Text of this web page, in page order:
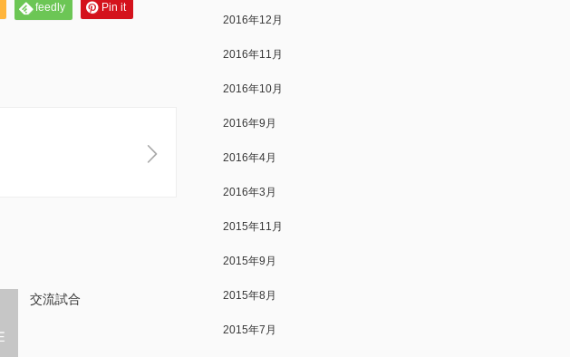
feedly Pin it
交流試合
2016年12月
2016年11月
2016年10月
2016年9月
2016年4月
2016年3月
2015年11月
2015年9月
2015年8月
2015年7月